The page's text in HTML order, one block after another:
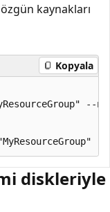
kaynakları
Kopyala
--
diskleriyle